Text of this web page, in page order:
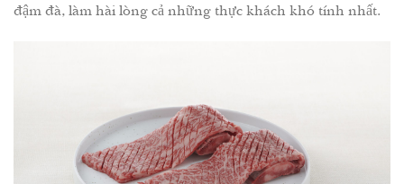
đậm đà, làm hài lòng cả những thực khách khó tính nhất.